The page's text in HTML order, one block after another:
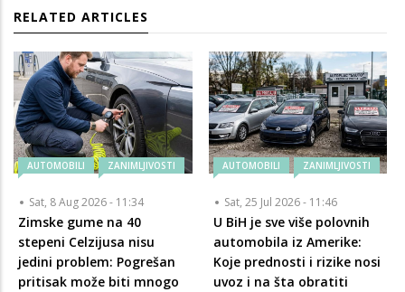
RELATED ARTICLES
AUTOMOBILI ZANIMLJIVOSTI
Sat, 8 Aug 2026 - 11:34
Zimske gume na 40
stepeni Celzijusa nisu
jedini problem: Pogrešan
pritisak može biti mnogo
AUTOMOBILI ZANIMLJIVOSTI
Sat, 25 Jul 2026 - 11:46
U BiH je sve više polovnih
automobila iz Amerike:
Koje prednosti i rizike nosi
uvoz i na šta obratiti